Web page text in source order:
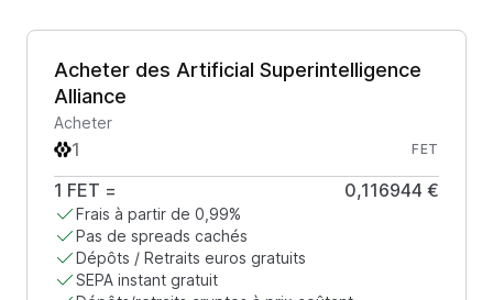
Acheter des Artificial Superintelligence
Alliance
Acheter
FET
1 FET = 0,116944 €
Frais à partir de 0,99%
Pas de spreads cachés
Dépôts / Retraits euros gratuits
SEPA instant gratuit